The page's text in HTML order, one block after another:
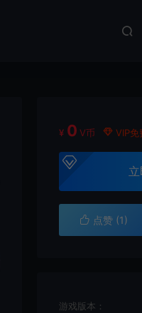
¥ 0 V币 VIP免
点赞 (1)
游戏版本：